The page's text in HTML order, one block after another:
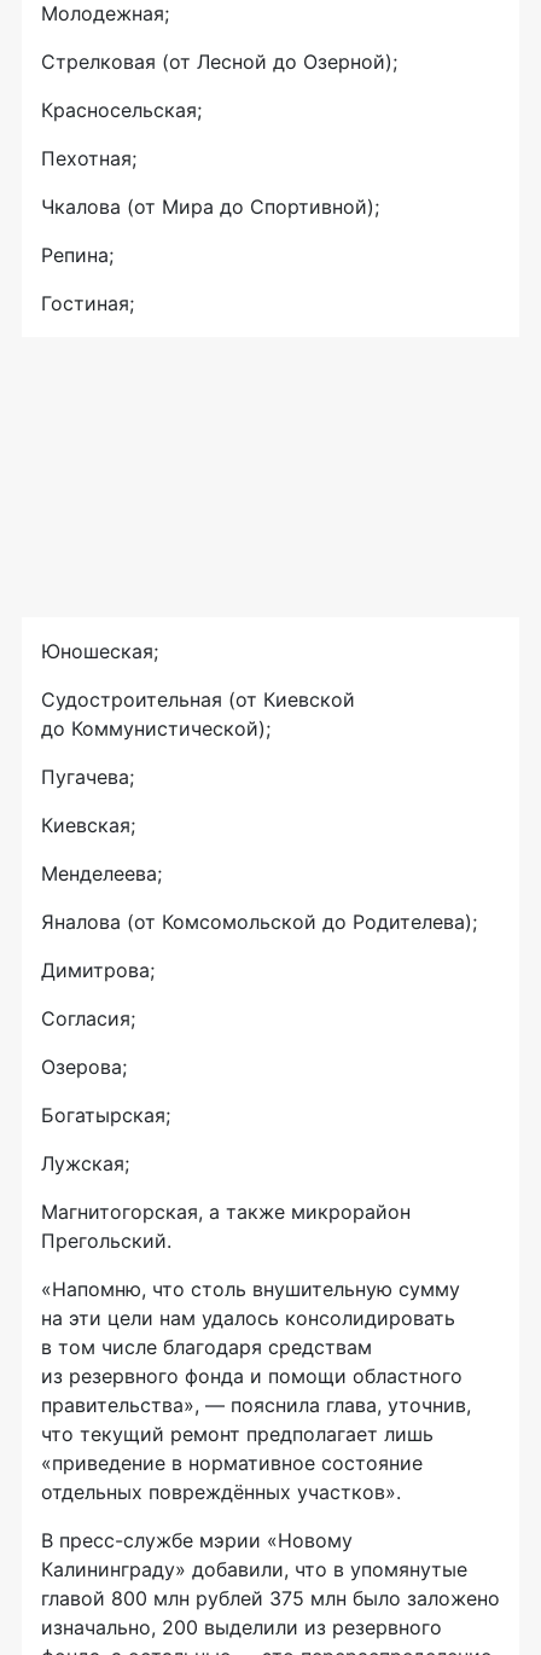
Молодежная;
Стрелковая (от Лесной до Озерной);
Красносельская;
Пехотная;
Чкалова (от Мира до Спортивной);
Репина;
Гостиная;
Юношеская;
Судостроительная (от Киевской
до Коммунистической);
Пугачева;
Киевская;
Менделеева;
Яналова (от Комсомольской до Родителева);
Димитрова;
Согласия;
Озерова;
Богатырская;
Лужская;
Магнитогорская, а также микрорайон
Прегольский.
«Напомню, что столь внушительную сумму
на эти цели нам удалось консолидировать
в том числе благодаря средствам
из резервного фонда и помощи областного
правительства», — пояснила глава, уточнив,
что текущий ремонт предполагает лишь
«приведение в нормативное состояние
отдельных повреждённых участков».
В пресс-службе мэрии «Новому
Калининграду» добавили, что в упомянутые
главой 800 млн рублей 375 млн было заложено
изначально, 200 выделили из резервного